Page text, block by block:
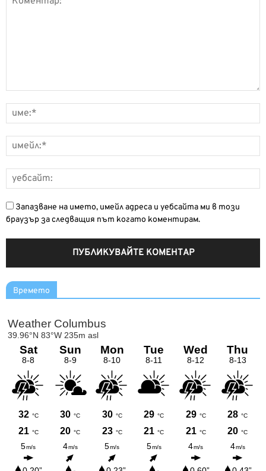
Запазване на името, имейл адреса и уебсайта ми в този
браузър за следващия път когато коментирам.
Времето